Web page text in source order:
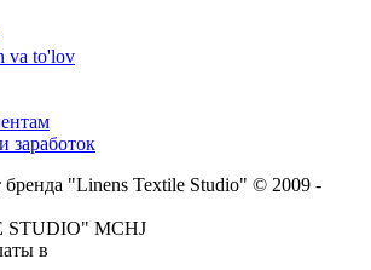
va to'lov
заработок
"Linens Textile Studio" © 2009 -
STUDIO" MCHJ
в